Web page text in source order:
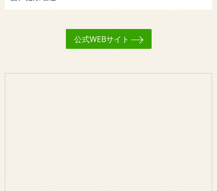
公式WEBサイト